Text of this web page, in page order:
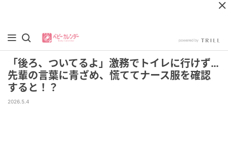
「後ろ、ついてるよ」激務でトイレに行けず…
先輩の言葉に青ざめ、慌ててナース服を確認
すると！？
2026.5.4